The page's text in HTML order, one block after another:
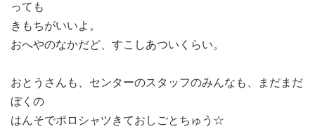
っても
きもちがいいよ。
おへやのなかだど、すこしあついくらい。
おとうさんも、センターのスタッフのみんなも、まだまだ
ぼくの
はんそでポロシャツきておしごとちゅう☆